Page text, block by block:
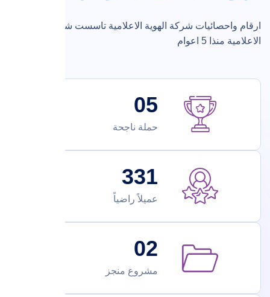
ارقام واحصائيات شركة الهوية الاعلامية تاسست شركة الهوية
الاعلامية منذا 5 اعوام
5
0
حملة ناجحة
1
3
3
عميلاً راضياً
2
0
مشروع منجز